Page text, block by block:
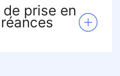
prise en